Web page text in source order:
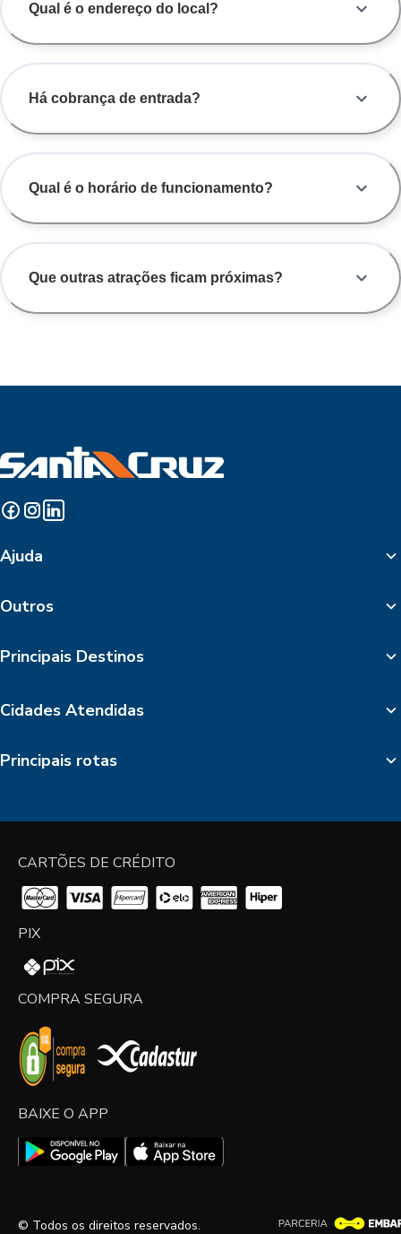
Qual é o endereço do local?
Há cobrança de entrada?
Qual é o horário de funcionamento?
Que outras atrações ficam próximas?
Ajuda
Outros
Principais Destinos
Cidades Atendidas
Principais rotas
CARTÕES DE CRÉDITO
PIX
COMPRA SEGURA
BAIXE O APP
© Todos os direitos reservados.